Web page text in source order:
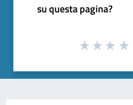
su questa pagina?